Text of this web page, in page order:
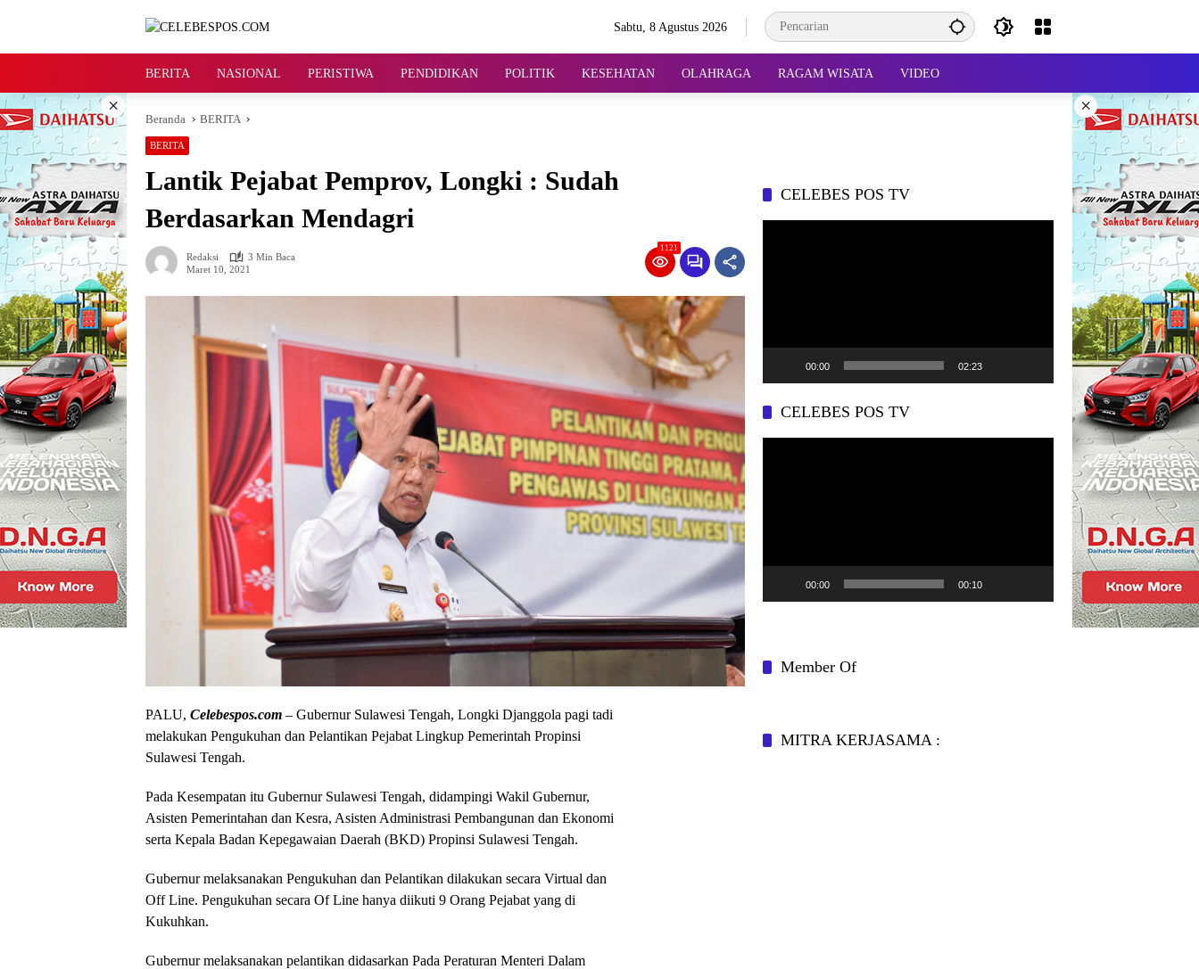
Sabtu, 8 Agustus 2026
BERITA NASIONAL PERISTIWA PENDIDIKAN POLITIK KESEHATAN OLAHRAGA RAGAM WISATA VIDEO
× ×
Beranda BERITA
BERITA
Lantik Pejabat Pemprov, Longki : Sudah
Berdasarkan Mendagri
Redaksi
3 Min Baca
Maret 10, 2021
1121
PALU, Celebespos.com – Gubernur Sulawesi Tengah, Longki Djanggola pagi tadi
melakukan Pengukuhan dan Pelantikan Pejabat Lingkup Pemerintah Propinsi
Sulawesi Tengah.
Pada Kesempatan itu Gubernur Sulawesi Tengah, didampingi Wakil Gubernur,
Asisten Pemerintahan dan Kesra, Asisten Administrasi Pembangunan dan Ekonomi
serta Kepala Badan Kepegawaian Daerah (BKD) Propinsi Sulawesi Tengah.
Gubernur melaksanakan Pengukuhan dan Pelantikan dilakukan secara Virtual dan
Off Line. Pengukuhan secara Of Line hanya diikuti 9 Orang Pejabat yang di
Kukuhkan.
Gubernur melaksanakan pelantikan didasarkan Pada Peraturan Menteri Dalam
CELEBES POS TV
00:00 02:23
CELEBES POS TV
00:00 00:10
Member Of
MITRA KERJASAMA :